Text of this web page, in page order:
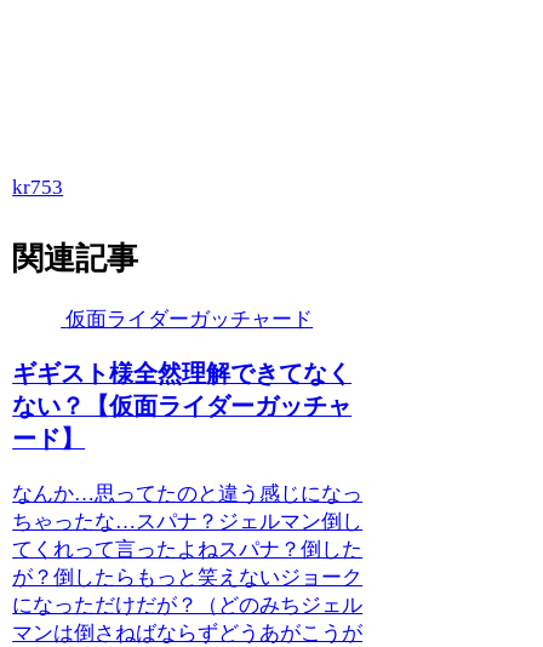
kr753
関連記事
仮面ライダーガッチャード
ギギスト様全然理解できてなく
ない？【仮面ライダーガッチャ
ード】
なんか…思ってたのと違う感じになっ
ちゃったな…スパナ？ジェルマン倒し
てくれって言ったよねスパナ？倒した
が？倒したらもっと笑えないジョーク
になっただけだが？（どのみちジェル
マンは倒さねばならずどうあがこうが